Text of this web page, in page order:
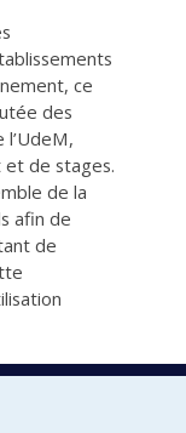
ce
des
l’UdeM,
et de stages.
de la
afin de
de
membres du